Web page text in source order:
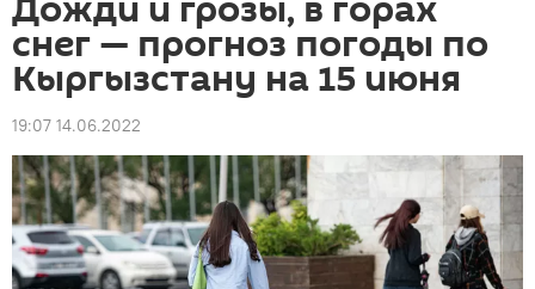
снег — прогноз погоды по
Кыргызстану на 15 июня
19:07 14.06.2022